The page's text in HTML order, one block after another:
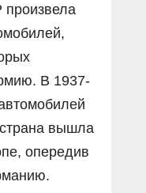
В 1937-
вышла
опередив